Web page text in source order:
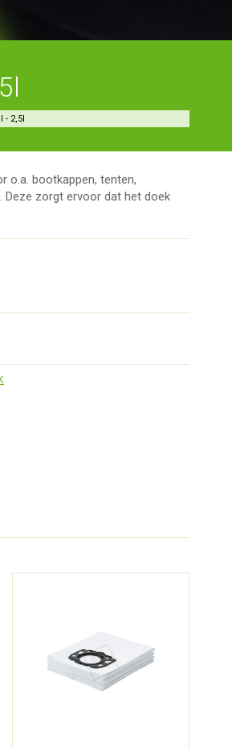
- 2,5l
o.a. bootkappen, tenten,
Deze zorgt ervoor dat het doek